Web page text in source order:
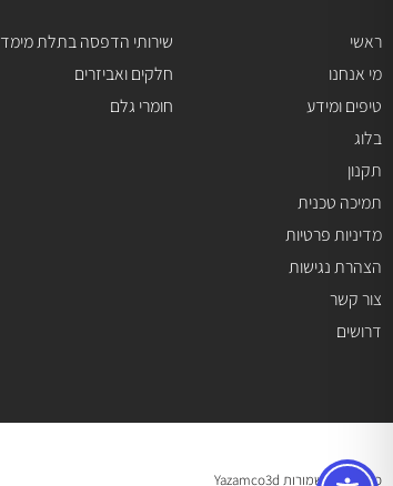
ראשי
מי אנחנו
טיפים ומידע
בלוג
תקנון
תמיכה טכנית
מדיניות פרטיות
הצהרת נגישות
צור קשר
דרושים
שירותי הדפסה בתלת מימד
חלקים ואביזרים
חומרי גלם
כל הזכויות שמורות Yazamco3d